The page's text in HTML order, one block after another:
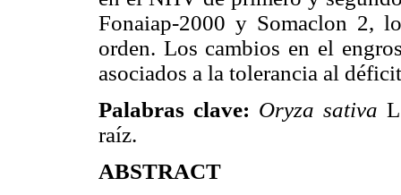
Fonaiap-2000 y Somaclon 2,
orden. Los cambios en el
asociados a la tolerancia al
Palabras clave: Oryza sativa
raíz.
ABSTRACT